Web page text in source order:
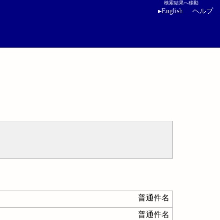
検索結果へ移動
▸English ヘルプ
普通件名
普通件名